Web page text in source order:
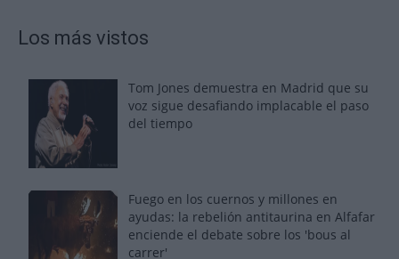
Los más vistos
Tom Jones demuestra en Madrid que su
voz sigue desafiando implacable el paso
del tiempo
Fuego en los cuernos y millones en
ayudas: la rebelión antitaurina en Alfafar
enciende el debate sobre los 'bous al
carrer'